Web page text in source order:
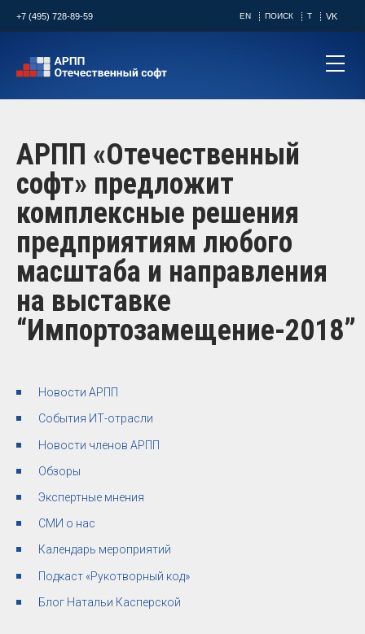
+7 (495) 728-89-59 EN ПОИСК T VK
АРПП «Отечественный
софт» предложит
комплексные решения
предприятиям любого
масштаба и направления
на выставке
“Импортозамещение-2018”
Новости АРПП
События ИТ-отрасли
Новости членов АРПП
Обзоры
Экспертные мнения
СМИ о нас
Календарь мероприятий
Подкаст «Рукотворный код»
Блог Натальи Касперской